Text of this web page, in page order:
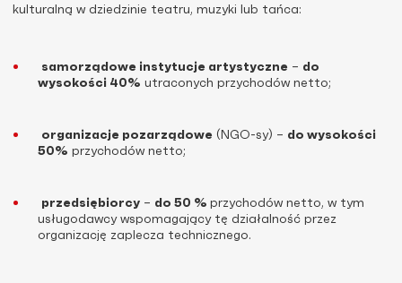
kulturalną w dziedzinie teatru, muzyki lub tańca:
samorządowe instytucje artystyczne – do
wysokości 40% utraconych przychodów netto;
organizacje pozarządowe (NGO-sy) – do wysokości
50% przychodów netto;
przedsiębiorcy – do 50 % przychodów netto, w tym
usługodawcy wspomagający tę działalność przez
organizację zaplecza technicznego.